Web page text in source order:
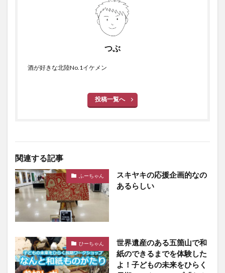
つぶ
酒が好きな北陸No.1イケメン
投稿一覧へ
関連する記事
ふーちゃん
スキヤキの応援企画的なの
あるらしい
ひーちゃん
世界遺産のある五箇山で和
紙のできるまでを体験した
よ！子どもの未来をひらく